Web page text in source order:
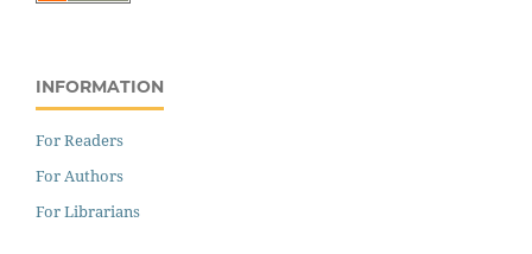
INFORMATION
For Readers
For Authors
For Librarians